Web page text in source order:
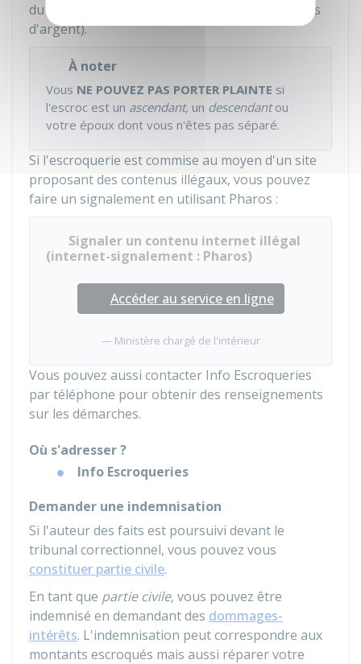
du dernier versement, s'il y eu plusieurs remises
d'argent).
À noter
Vous NE POUVEZ PAS PORTER PLAINTE si
l'escroc est un ascendant, un descendantou
votre époux dont vous n'êtes pas séparé.
Si l'escroquerie est commise au moyen d'un site
proposant des contenus illégaux, vous pouvez
faire un signalement en utilisant Pharos :
Signaler un contenu internet illégal
(internet-signalement : Pharos)
Accéder au service en ligne
Ministère chargé de l'intérieur
Vous pouvez aussi contacter Info Escroqueries
par téléphone pour obtenir des renseignements
sur les démarches.
Où s'adresser ?
Info Escroqueries
Demander une indemnisation
Si l'auteur des faits est poursuivi devant le
tribunal correctionnel, vous pouvez vous
constituer partie civile.
En tant que partie civile, vous pouvez être
indemnisé en demandant des dommages-
intérêts. L'indemnisation peut correspondre aux
montants escroqués mais aussi réparer votre